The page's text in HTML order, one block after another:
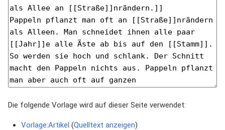
Die folgende Vorlage wird auf dieser Seite verwendet:
Vorlage:Artikel (Quelltext anzeigen)